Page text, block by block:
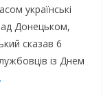
українські
Донецьком,
сказав 6
із Днем